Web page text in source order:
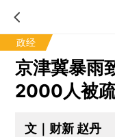
政经
京津冀暴雨
2000人被
文｜财新 赵丹